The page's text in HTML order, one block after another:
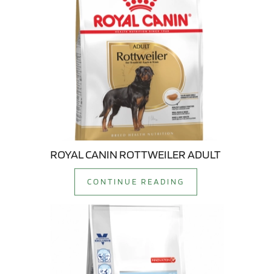
ROYAL CANIN ROTTWEILER ADULT
CONTINUE READING